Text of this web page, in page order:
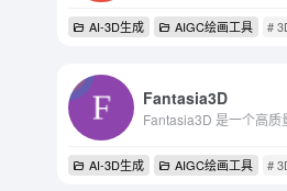
AI-3D生成 AIGC绘画工具 #
Fantasia3D
AI-3D生成 AIGC绘画工具 #